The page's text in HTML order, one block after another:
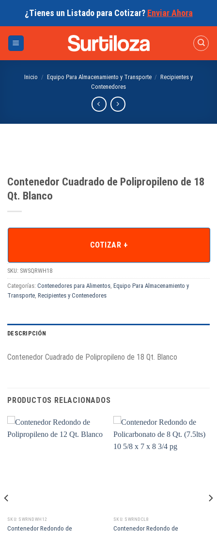
¿Tienes un Listado para Cotizar? Enviar Ahora
Inicio / Equipo Para Almacenamiento y Transporte / Recipientes y
Contenedores
Contenedor Cuadrado de Polipropileno de 18
Qt. Blanco
COTIZAR +
SKU: SWSQRWH18
Categorías: Contenedores para Alimentos, Equipo Para Almacenamiento y
Transporte, Recipientes y Contenedores
DESCRIPCIÓN
Contenedor Cuadrado de Polipropileno de 18 Qt. Blanco
PRODUCTOS RELACIONADOS
SKU: SWRNDWH12
Contenedor Redondo de
SKU: SWRNDCL8
Contenedor Redondo de